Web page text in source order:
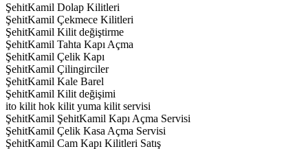
ŞehitKamil Dolap Kilitleri
ŞehitKamil Çekmece Kilitleri
ŞehitKamil Kilit değiştirme
ŞehitKamil Tahta Kapı Açma
ŞehitKamil Çelik Kapı
ŞehitKamil Çilingirciler
ŞehitKamil Kale Barel
ŞehitKamil Kilit değişimi
ito kilit hok kilit yuma kilit servisi
ŞehitKamil ŞehitKamil Kapı Açma Servisi
ŞehitKamil Çelik Kasa Açma Servisi
ŞehitKamil Cam Kapı Kilitleri Satış